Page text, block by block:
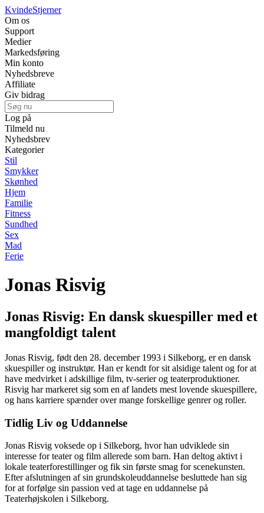
KvindeStjerner
Om os
Support
Medier
Markedsføring
Min konto
Nyhedsbreve
Affiliate
Giv bidrag
Log på
Tilmeld nu
Nyhedsbrev
Kategorier
Stil
Smykker
Skønhed
Hjem
Familie
Fitness
Sundhed
Sex
Mad
Ferie
Jonas Risvig
Jonas Risvig: En dansk skuespiller med et
mangfoldigt talent
Jonas Risvig, født den 28. december 1993 i Silkeborg, er en dansk
skuespiller og instruktør. Han er kendt for sit alsidige talent og for at
have medvirket i adskillige film, tv-serier og teaterproduktioner.
Risvig har markeret sig som en af landets mest lovende skuespillere,
og hans karriere spænder over mange forskellige genrer og roller.
Tidlig Liv og Uddannelse
Jonas Risvig voksede op i Silkeborg, hvor han udviklede sin
interesse for teater og film allerede som barn. Han deltog aktivt i
lokale teaterforestillinger og fik sin første smag for scenekunsten.
Efter afslutningen af sin grundskoleuddannelse besluttede han sig
for at forfølge sin passion ved at tage en uddannelse på
Teaterhøjskolen i Silkeborg.